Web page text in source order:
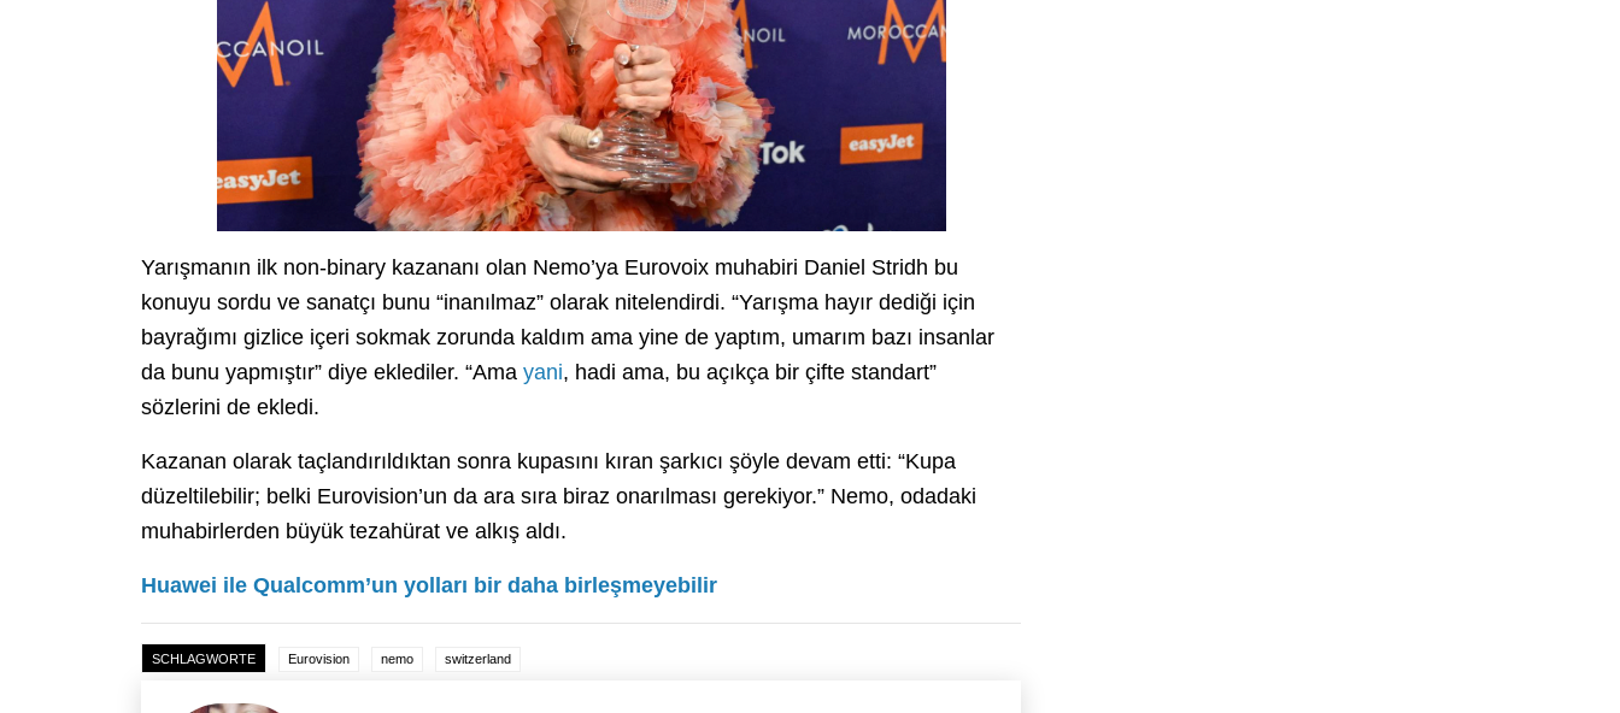
Yarışmanın ilk non-binary kazananı olan Nemo’ya Eurovoix muhabiri Daniel Stridh bu
konuyu sordu ve sanatçı bunu “inanılmaz” olarak nitelendirdi. “Yarışma hayır dediği için
bayrağımı gizlice içeri sokmak zorunda kaldım ama yine de yaptım, umarım bazı insanlar
da bunu yapmıştır” diye eklediler. “Ama yani, hadi ama, bu açıkça bir çifte standart”
sözlerini de ekledi.
Kazanan olarak taçlandırıldıktan sonra kupasını kıran şarkıcı şöyle devam etti: “Kupa
düzeltilebilir; belki Eurovision’un da ara sıra biraz onarılması gerekiyor.” Nemo, odadaki
muhabirlerden büyük tezahürat ve alkış aldı.
Huawei ile Qualcomm’un yolları bir daha birleşmeyebilir
SCHLAGWORTE Eurovision nemo switzerland